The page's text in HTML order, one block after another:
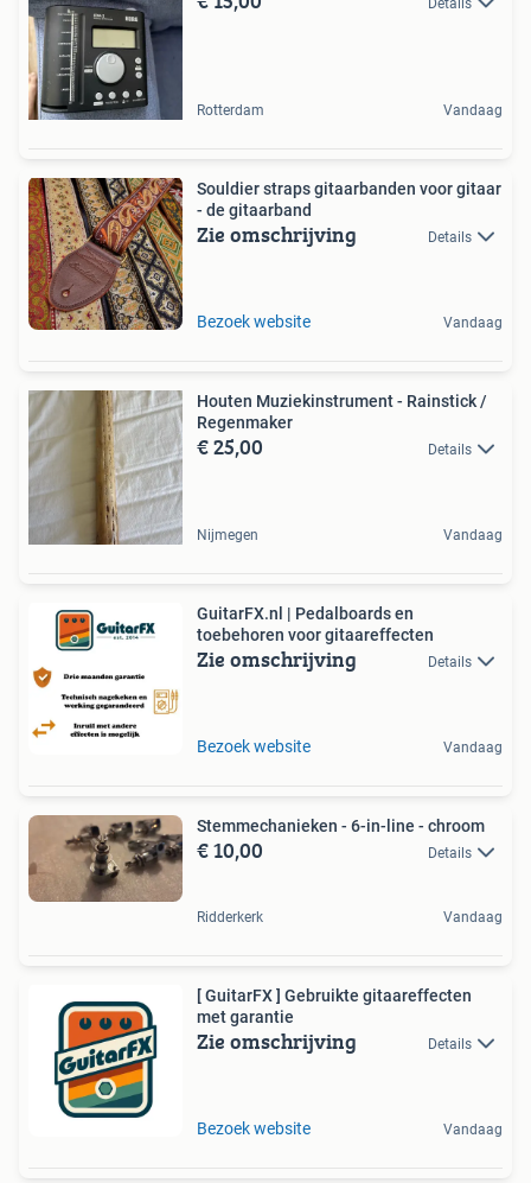
Rotterdam Vandaag
Souldier straps gitaarbanden voor gitaar
- de gitaarband
Zie omschrijving Details
Bezoek website Vandaag
Houten Muziekinstrument - Rainstick /
Regenmaker
€ 25,00 Details
Nijmegen Vandaag
GuitarFX.nl | Pedalboards en
toebehoren voor gitaareffecten
Zie omschrijving Details
Bezoek website Vandaag
Stemmechanieken - 6-in-line - chroom
€ 10,00 Details
Ridderkerk Vandaag
[ GuitarFX ] Gebruikte gitaareffecten
met garantie
Zie omschrijving Details
Bezoek website Vandaag